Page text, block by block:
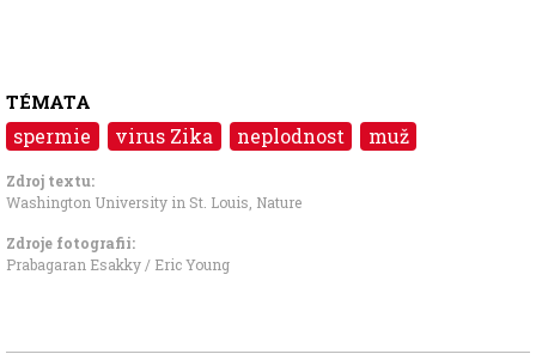
TÉMATA
spermie virus Zika neplodnost muž
Zdroj textu:
Washington University in St. Louis, Nature
Zdroje fotografii:
Prabagaran Esakky / Eric Young